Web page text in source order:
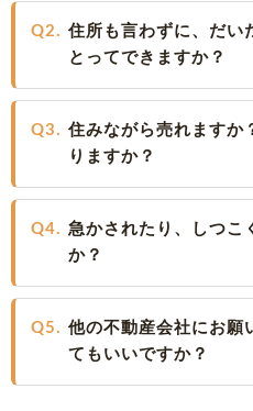
Q2. 住所も言わずに、だい
とってできますか？
Q3. 住みながら売れますか
りますか？
Q4. 急かされたり、しつこ
か？
Q5. 他の不動産会社にお願
てもいいですか？